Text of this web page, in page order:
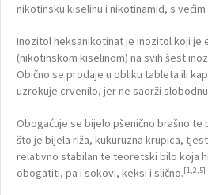
nikotinsku kiselinu i nikotinamid, s
Inozitol heksanikotinat je inozitol koji je
(nikotinskom kiselinom) na svih šest
Obično se prodaje u obliku tableta ili
uzrokuje crvenilo, jer ne sadrži
Obogaćuje se bijelo pšenično brašno
što je bijela riža, kukuruzna krupica,
relativno stabilan te teoretski bilo koja
obogatiti, pa i sokovi, keksi i slično.[1,2,5]